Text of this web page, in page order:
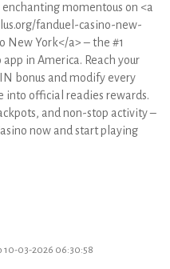
momentous on <a
fanduel-casino-new-
New York</a> – the #1
in America. Reach your
bonus and modify every
into official readies rewards.
and non-stop activity –
now and start playing
10-03-2026 06:30:58